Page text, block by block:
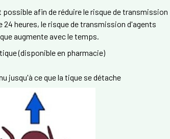
afin de réduire le risque de transmission
heures, le risque de transmission d'agents
augmente avec le temps.
(disponible en pharmacie)
jusqu'à ce que la tique se détache